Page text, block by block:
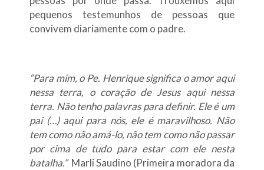
pequenos testemunhos de pessoas que
convivem diariamente com o padre.
“Para mim, o Pe. Henrique significa o amor aqui
nessa terra, o coração de Jesus aqui nessa
terra. Não tenho palavras para definir. Ele é um
pai (…) aqui para nós, ele é maravilhoso. Não
tem como não amá-lo, não tem como não passar
por cima de tudo para estar com ele nesta
batalha.” Marli Saudino (Primeira moradora da